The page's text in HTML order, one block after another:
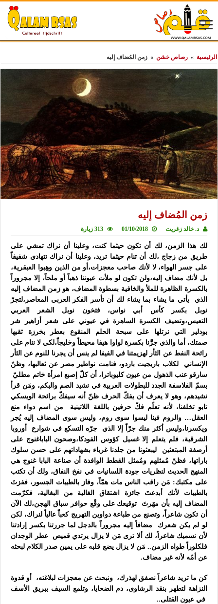
الرئيسية » رصاص خشن » زمن المُضاف إليه
زمن المُضاف إليه
د. خالد زغريت 01/10/2018 313 زيارة
لك هذا الزمن، لك أن تكون حيثما كنت، وعلينا أن نراك تمشي على
طريق من زجاج ،لك أن تنام حيثما تريد، وعلينا أن نراك تتهادي شفيفاً
على جسر الهواء، لا لأنك صاحب معجزات،أو من الذين وهِبوا العبقرية،
بل لأنك مضاف إليه،ولن تكون لو ملأت عيوننا ذهباً أو ملحاً، إلا مجروراً
بالكسرة الظاهرة للملأ والخافية بسطوة المضاف، هو زمن المضاف إليه
الذي يأتي ما يشاء بما يشاءلك أن تأسر الفكر العربي المعاصر،لتجرّ
نوبل بكسر كأس أبي نواس،فتخون نوبل الشعر العربي
التعيس،وتضيف الكسرة الساهرة في عيوني على شعر أزاهير شر
بودلير
التي نرتلها على سبحة الحلم المنقوع بعطر بخرزة ثقبها
صمتك،
أما والذي جرَّنا بكسرة لواوا هيفا محيطاً وخليجاً،لكي لا ننام على
رائحة النفط عن الثأر لهزيمتنا في الفيفالم ينس أن يجرنا للنوم عن الثأر
الإنساني لكلاب باريجيت باردو،فنامت نواطير مصر عن ثعالبها، وظنّ
سارقو عنب الذهول من عيون كليوباترا، أن كلّ إصبع امرأة خاتم مطليّ
بسمّ الفلاسفة الجدد للبطولات العربية في نشيد الصم والبكم،ومَن قرأ
نشيدهم، وهو لا يعرف أن يفكّ الحرف ظنّ أنه سيفكّ برائحة الويسكي
تابو تخلفنا،لأنه تعلّم فكّ حرفين باللغة اللاتينية من اسم دواء منع
العقل… والروم فينا ليسوا سوى روم،وليس سوى المضاف إليه يُجر
ويكسرنا،وليس أكثر منك جرّاً إلا الذي جرّه التسكع في شوارع أوروبا
الشرقية، فلم يتعلم إلا غسيل كؤوس الفودكا،وصحون الباباغنوج على
أرصفة المبتعثين ليبعثونا من جلدنا غرباء بشهاداتهمعلى حسن سلوك
باراتها، فظنّ مُمثلهم ومُمثل القطط الوافدة أن صناعة البابا غنوج هي
المنهج الحديث لنظرياتجودة اللسانيات في نفخ النفاق، ولك أن تكتب
على مكتبك: مَن راقب الناس مات همّاً، وفاز بالطيبات الجسور، ففزتَ
بالطيبات لأنك أبدعتَ جائزة اشتقاق الغالية من البغالية، فكرّمت
المضاف إليه بأن مهَرتَ توقيعك على وقْعحوافر سباق الهجن،لك الآن
أن تكون شاعراً، وتصنع من طباعة دواوين التهريج كعباً عالياً لنراك، لكن
لو لم يكن شعرك مضافاً إليه مجروراً بالدجل لما جررتنا بكسر إرادتنا
لأن نسميك شاعراً، لك ألا ترى مَن لا يزال يرتدي قميص عطر الوجدان
فلكلوراً طواه الزمن.. مَن لا يزال يضع قلبه على يمين صدر الكلام لبحثه
عن أمّه لأنه غير مضاف.
كن ما تريد شاعراً نصفق لهذرك، ونبحث عن معجزات لبلاغته، أو قدوة
النزاهة لتطهر بنقد الرشاوى، دم الضحايا، وتلمع السيف ببريق الأسف
في عيون القتلى..